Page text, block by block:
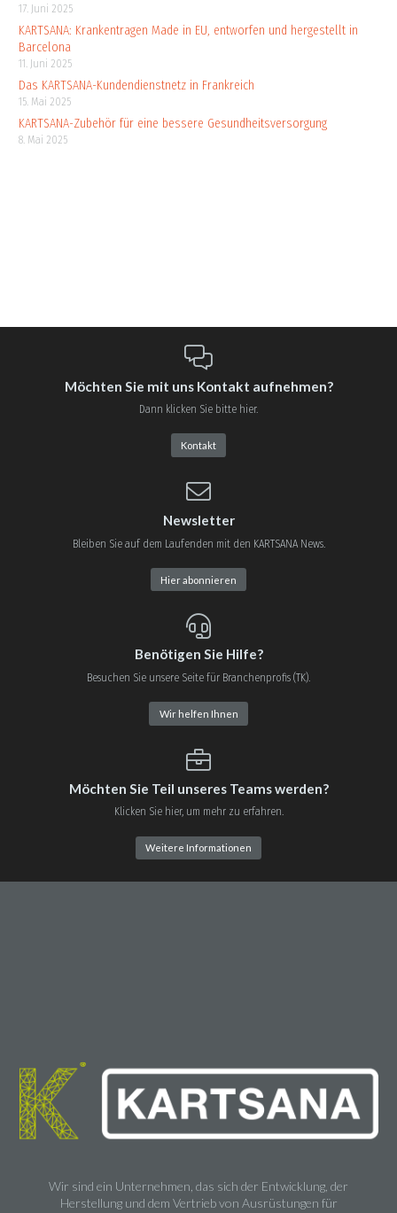
17. Juni 2025
KARTSANA: Krankentragen Made in EU, entworfen und hergestellt in
Barcelona
11. Juni 2025
Das KARTSANA-Kundendienstnetz in Frankreich
15. Mai 2025
KARTSANA-Zubehör für eine bessere Gesundheitsversorgung
8. Mai 2025
Möchten Sie mit uns Kontakt aufnehmen?
Dann klicken Sie bitte hier.
Kontakt
Newsletter
Bleiben Sie auf dem Laufenden mit den KARTSANA News.
Hier abonnieren
Benötigen Sie Hilfe?
Besuchen Sie unsere Seite für Branchenprofis (TK).
Wir helfen Ihnen
Möchten Sie Teil unseres Teams werden?
Klicken Sie hier, um mehr zu erfahren.
Weitere Informationen
Wir sind ein Unternehmen, das sich der Entwicklung, der
Herstellung und dem Vertrieb von Ausrüstungen für